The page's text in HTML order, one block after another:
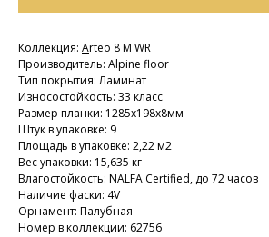
Коллекция: Arteo 8 M WR
Производитель: Alpine floor
Тип покрытия: Ламинат
Износостойкость: 33 класс
Размер планки: 1285х198х8мм
Штук в упаковке: 9
Площадь в упаковке: 2,22 м2
Вес упаковки: 15,635 кг
Влагостойкость: NALFA Certified, до 72 часов
Наличие фаски: 4V
Орнамент: Палубная
Номер в коллекции: 62756